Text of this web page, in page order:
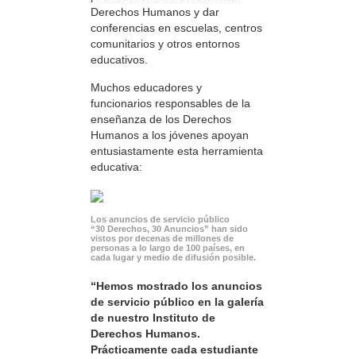
Derechos Humanos y dar
conferencias en escuelas, centros
comunitarios y otros entornos
educativos.
Muchos educadores y
funcionarios responsables de la
enseñanza de los Derechos
Humanos a los jóvenes apoyan
entusiastamente esta herramienta
educativa:
Los anuncios de servicio público
“30 Derechos, 30 Anuncios” han sido
vistos por decenas de millones de
personas a lo largo de 100 países, en
cada lugar y medio de difusión posible.
“Hemos mostrado los anuncios
de servicio público en la galería
de nuestro Instituto de
Derechos Humanos.
Prácticamente cada estudiante